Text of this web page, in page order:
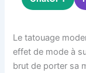
Le tatouage
effet de mode à
brut de porter sa